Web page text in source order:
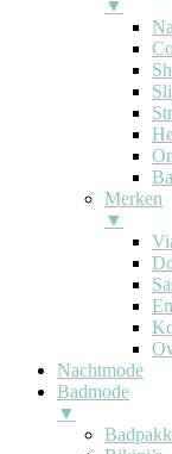
▼
Merken
▼
Nachtmode
Badmode
▼